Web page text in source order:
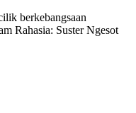
berkebangsaan
Rahasia: Suster Ngesot